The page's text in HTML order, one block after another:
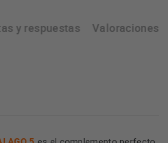
y respuestas Valoraciones